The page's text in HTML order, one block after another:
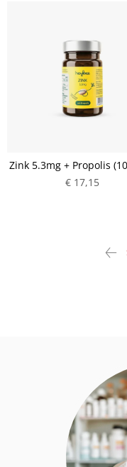
Zink 5.3mg + Propolis
€ 17,15